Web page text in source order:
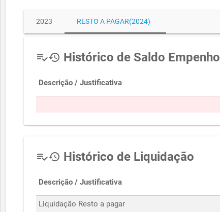
2023 RESTO A PAGAR(2024)
playlist_add_checkhistory Histórico de Saldo Empenho
Descrição / Justificativa
playlist_add_checkhistory Histórico de Liquidação
Descrição / Justificativa
Liquidação Resto a pagar